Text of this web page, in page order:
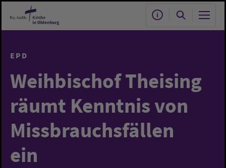
Zum Hauptinhalt springen
EPD
Weihbischof Theising
räumt Kenntnis von
Missbrauchsfällen
ein